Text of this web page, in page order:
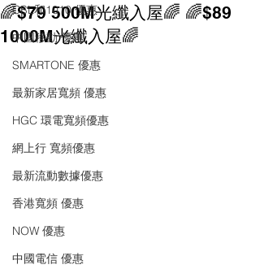
CSL和1010 優惠
中國移動 優惠
SMARTONE 優惠
最新家居寬頻 優惠
HGC 環電寬頻優惠
網上行 寬頻優惠
最新流動數據優惠
香港寬頻 優惠
NOW 優惠
中國電信 優惠
🌈$79 500M光纖入屋🌈 🌈$89
1000M光纖入屋🌈